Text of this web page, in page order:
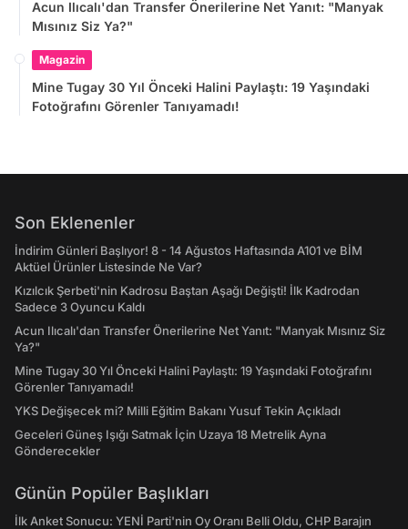
Acun Ilıcalı'dan Transfer Önerilerine Net Yanıt: "Manyak
Mısınız Siz Ya?"
Magazin
Mine Tugay 30 Yıl Önceki Halini Paylaştı: 19 Yaşındaki
Fotoğrafını Görenler Tanıyamadı!
Son Eklenenler
İndirim Günleri Başlıyor! 8 - 14 Ağustos Haftasında A101 ve BİM
Aktüel Ürünler Listesinde Ne Var?
Kızılcık Şerbeti'nin Kadrosu Baştan Aşağı Değişti! İlk Kadrodan
Sadece 3 Oyuncu Kaldı
Acun Ilıcalı'dan Transfer Önerilerine Net Yanıt: "Manyak Mısınız Siz
Ya?"
Mine Tugay 30 Yıl Önceki Halini Paylaştı: 19 Yaşındaki Fotoğrafını
Görenler Tanıyamadı!
YKS Değişecek mi? Milli Eğitim Bakanı Yusuf Tekin Açıkladı
Geceleri Güneş Işığı Satmak İçin Uzaya 18 Metrelik Ayna
Gönderecekler
Günün Popüler Başlıkları
İlk Anket Sonucu: YENİ Parti'nin Oy Oranı Belli Oldu, CHP Barajın